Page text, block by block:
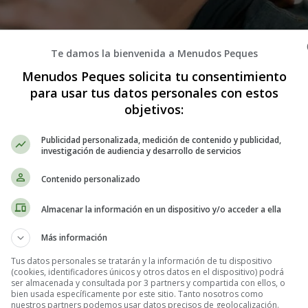
en la que el feto mide por debajo del percentil 10 de su
Los médicos determinan el tamaño del feto con dos mediciones
del feto mediante tablas de crecimiento. En el proceso, el feto se
de la madre. Cuando el feto está por debajo del percentil 3, se
bajo peso al nacer.
dividen en dos categorías principales. Un feto puede ser lo que los
de la familia y crece adecuadamente según la tabla de
del crecimiento intrauterino, también llamado retraso del
queel feto no recibe suficientes nutrientes u oxígeno a través
Te damos la bienvenida a Menudos Peques
Menudos Peques solicita tu consentimiento
para usar tus datos personales con estos
objetivos:
Publicidad personalizada, medición de contenido y publicidad,
investigación de audiencia y desarrollo de servicios
Contenido personalizado
Almacenar la información en un dispositivo y/o acceder a ella
Más información
Tus datos personales se tratarán y la información de tu dispositivo
(cookies, identificadores únicos y otros datos en el dispositivo) podrá
ser almacenada y consultada por 3 partners y compartida con ellos, o
bien usada específicamente por este sitio. Tanto nosotros como
nuestros partners podemos usar datos precisos de geolocalización.